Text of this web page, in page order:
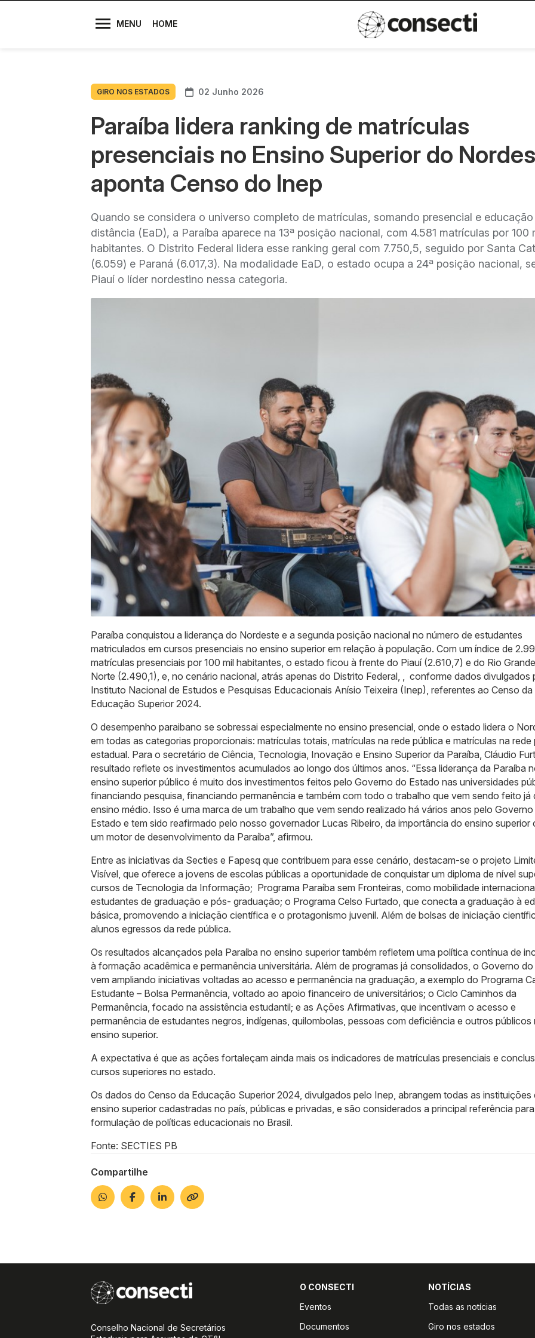
MENU HOME
Diretores
Política de
GIRO NOS ESTADOS 02 Junho 2026
Paraíba lidera ranking de matrículas
presenciais no Ensino Superior do
aponta Censo do Inep
Quando se considera o universo completo de matrículas, somando presencial e educação
distância (EaD), a Paraíba aparece na 13ª posição nacional, com 4.581 matrículas por 100
habitantes. O Distrito Federal lidera esse ranking geral com 7.750,5, seguido por Santa
(6.059) e Paraná (6.017,3). Na modalidade EaD, o estado ocupa a 24ª posição nacional,
Piauí o líder nordestino nessa categoria.
Paraíba conquistou a liderança do Nordeste e a segunda posição nacional no número de estudantes
matriculados em cursos presenciais no ensino superior em relação à população. Com um índice de
matrículas presenciais por 100 mil habitantes, o estado ficou à frente do Piauí (2.610,7) e do Rio
Norte (2.490,1), e, no cenário nacional, atrás apenas do Distrito Federal, , conforme dados divulgados
Instituto Nacional de Estudos e Pesquisas Educacionais Anísio Teixeira (Inep), referentes ao Censo da
Educação Superior 2024.
O desempenho paraibano se sobressai especialmente no ensino presencial, onde o estado lidera o
em todas as categorias proporcionais: matrículas totais, matrículas na rede pública e matrículas na rede
estadual. Para o secretário de Ciência, Tecnologia, Inovação e Ensino Superior da Paraíba, Cláudio
resultado reflete os investimentos acumulados ao longo dos últimos anos. “Essa liderança da Paraíba
ensino superior público é muito dos investimentos feitos pelo Governo do Estado nas universidades
financiando pesquisa, financiando permanência e também com todo o trabalho que vem sendo feito já
ensino médio. Isso é uma marca de um trabalho que vem sendo realizado há vários anos pelo
Estado e tem sido reafirmado pelo nosso governador Lucas Ribeiro, da importância do ensino superior
um motor de desenvolvimento da Paraíba”, afirmou.
Entre as iniciativas da Secties e Fapesq que contribuem para esse cenário, destacam-se o projeto
Visível, que oferece a jovens de escolas públicas a oportunidade de conquistar um diploma de nível
cursos de Tecnologia da Informação; Programa Paraíba sem Fronteiras, como mobilidade
estudantes de graduação e pós- graduação; o Programa Celso Furtado, que conecta a graduação à
básica, promovendo a iniciação científica e o protagonismo juvenil. Além de bolsas de iniciação
alunos egressos da rede pública.
Os resultados alcançados pela Paraíba no ensino superior também refletem uma política contínua de
à formação acadêmica e permanência universitária. Além de programas já consolidados, o Governo
vem ampliando iniciativas voltadas ao acesso e permanência na graduação, a exemplo do Programa
Estudante – Bolsa Permanência, voltado ao apoio financeiro de universitários; o Ciclo Caminhos da
Permanência, focado na assistência estudantil; e as Ações Afirmativas, que incentivam o acesso e
permanência de estudantes negros, indígenas, quilombolas, pessoas com deficiência e outros públicos
ensino superior.
A expectativa é que as ações fortaleçam ainda mais os indicadores de matrículas presenciais e
cursos superiores no estado.
Os dados do Censo da Educação Superior 2024, divulgados pelo Inep, abrangem todas as instituições
ensino superior cadastradas no país, públicas e privadas, e são considerados a principal referência
formulação de políticas educacionais no Brasil.
Fonte: SECTIES PB
Compartilhe
Conselho Nacional de Secretários
O CONSECTI
Eventos
Documentos
NOTÍCIAS
Todas as notícias
Giro nos estados